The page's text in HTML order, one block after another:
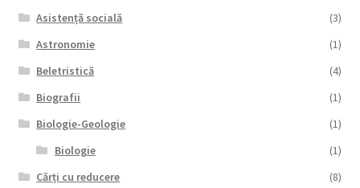
Asistență socială
(3)
Astronomie
(1)
Beletristică
(4)
Biografii
(1)
Biologie-Geologie
(1)
Biologie
(1)
Cărți cu reducere
(8)